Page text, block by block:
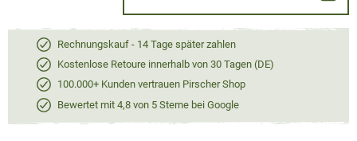
Rechnungskauf - 14 Tage später zahlen
Kostenlose Retoure innerhalb von 30 Tagen (DE)
100.000+ Kunden vertrauen Pirscher Shop
Bewertet mit 4,8 von 5 Sterne bei Google